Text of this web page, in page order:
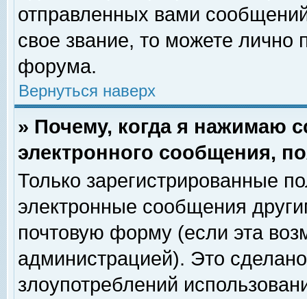
отправленных вами
свое звание, то можете лично
форума.
Вернуться наверх
» Почему, когда я нажимаю
электронного сообщения,
Только зарегистрированные
электронные сообщения
почтовую форму (если эта
администрацией). Это
злоупотреблений